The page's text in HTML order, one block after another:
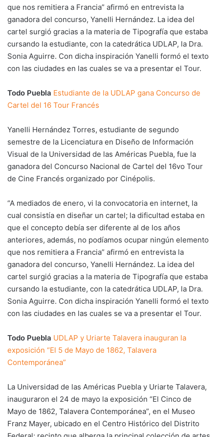
que nos remitiera a Francia” afirmó en entrevista la
ganadora del concurso, Yanelli Hernández. La idea del
cartel surgió gracias a la materia de Tipografía que estaba
cursando la estudiante, con la catedrática UDLAP, la Dra.
Sonia Aguirre. Con dicha inspiración Yanelli formó el texto
con las ciudades en las cuales se va a presentar el Tour.
Todo Puebla Estudiante de la UDLAP gana Concurso de
Cartel del 16 Tour Francés
Yanelli Hernández Torres, estudiante de segundo
semestre de la Licenciatura en Diseño de Información
Visual de la Universidad de las Américas Puebla, fue la
ganadora del Concurso Nacional de Cartel del 16vo Tour
de Cine Francés organizado por Cinépolis.
“A mediados de enero, vi la convocatoria en internet, la
cual consistía en diseñar un cartel; la dificultad estaba en
que el concepto debía ser diferente al de los años
anteriores, además, no podíamos ocupar ningún elemento
que nos remitiera a Francia” afirmó en entrevista la
ganadora del concurso, Yanelli Hernández. La idea del
cartel surgió gracias a la materia de Tipografía que estaba
cursando la estudiante, con la catedrática UDLAP, la Dra.
Sonia Aguirre. Con dicha inspiración Yanelli formó el texto
con las ciudades en las cuales se va a presentar el Tour.
Todo Puebla UDLAP y Uriarte Talavera inauguran la
exposición “El 5 de Mayo de 1862, Talavera
Contemporánea”
La Universidad de las Américas Puebla y Uriarte Talavera,
inauguraron el 24 de mayo la exposición “El Cinco de
Mayo de 1862, Talavera Contemporánea”, en el Museo
Franz Mayer, ubicado en el Centro Histórico del Distrito